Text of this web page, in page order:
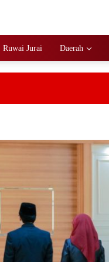
Ruwai Jurai Daerah